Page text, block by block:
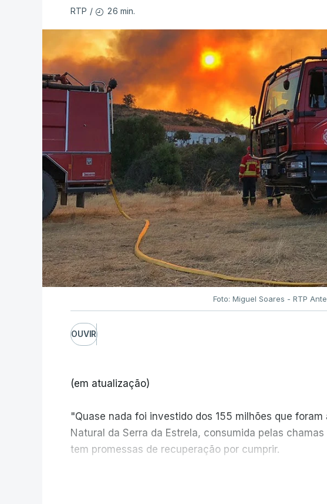
RTP / 26 min.
Foto: Miguel Soares - RTP
OUVIR
(em atualização)
"Quase nada foi investido dos 155 milhões que
Natural da Serra da Estrela, consumida pelas
tem promessas de recuperação por cumprir.